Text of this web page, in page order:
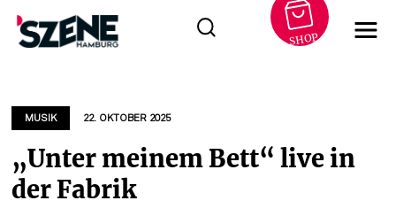
springen
SHOP
MUSIK 22. OKTOBER 2025
„Unter meinem Bett“ live in
der Fabrik